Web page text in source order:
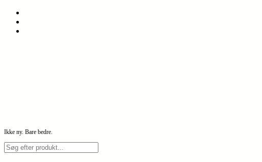
Spring
indhold
Ikke ny. Bare bedre.